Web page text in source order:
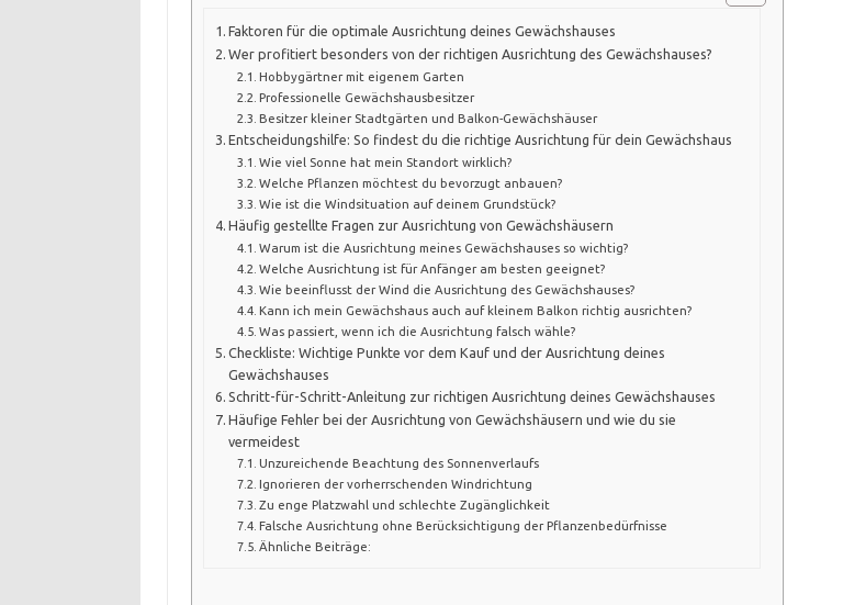
Faktoren für die optimale Ausrichtung deines Gewächshauses
Wer profitiert besonders von der richtigen Ausrichtung des Gewächshauses?
Hobbygärtner mit eigenem Garten
Professionelle Gewächshausbesitzer
Besitzer kleiner Stadtgärten und Balkon-Gewächshäuser
Entscheidungshilfe: So findest du die richtige Ausrichtung für dein Gewächshaus
Wie viel Sonne hat mein Standort wirklich?
Welche Pflanzen möchtest du bevorzugt anbauen?
Wie ist die Windsituation auf deinem Grundstück?
Häufig gestellte Fragen zur Ausrichtung von Gewächshäusern
Warum ist die Ausrichtung meines Gewächshauses so wichtig?
Welche Ausrichtung ist für Anfänger am besten geeignet?
Wie beeinflusst der Wind die Ausrichtung des Gewächshauses?
Kann ich mein Gewächshaus auch auf kleinem Balkon richtig ausrichten?
Was passiert, wenn ich die Ausrichtung falsch wähle?
Checkliste: Wichtige Punkte vor dem Kauf und der Ausrichtung deines
Gewächshauses
Schritt-für-Schritt-Anleitung zur richtigen Ausrichtung deines Gewächshauses
Häufige Fehler bei der Ausrichtung von Gewächshäusern und wie du sie
vermeidest
Unzureichende Beachtung des Sonnenverlaufs
Ignorieren der vorherrschenden Windrichtung
Zu enge Platzwahl und schlechte Zugänglichkeit
Falsche Ausrichtung ohne Berücksichtigung der Pflanzenbedürfnisse
Ähnliche Beiträge: